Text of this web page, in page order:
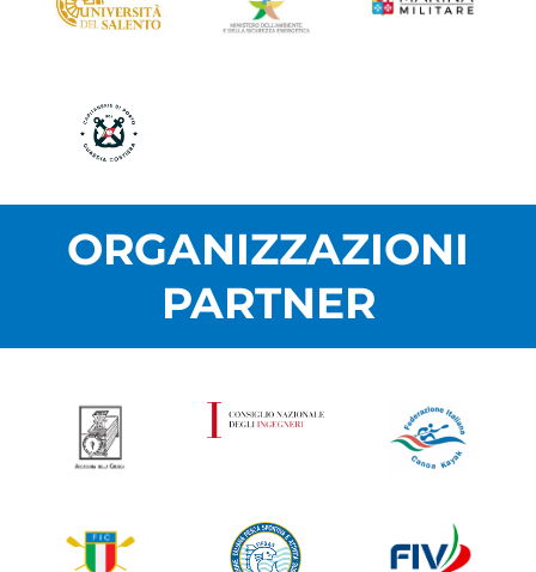
ORGANIZZAZIONI
PARTNER